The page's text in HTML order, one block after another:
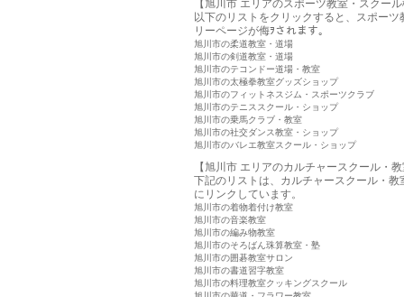
【旭川市 エリアのスポーツ教室・スクー
以下のリストをクリックすると、スポー
リーページが侮ｦされます。
旭川市の柔道教室・道場
旭川市の剣道教室・道場
旭川市のテコンドー道場・教室
旭川市の太極拳教室グッズショップ
旭川市のフィットネスジム・スポーツクラブ
旭川市のテニススクール・ショップ
旭川市の乗馬クラブ・教室
旭川市の社交ダンス教室・ショップ
旭川市のバレエ教室スクール・ショップ
【旭川市 エリアのカルチャースクール・
下記のリストは、カルチャースクール・
にリンクしています。
旭川市の着物着付け教室
旭川市の音楽教室
旭川市の編み物教室
旭川市のそろばん珠算教室・塾
旭川市の囲碁教室サロン
旭川市の書道習字教室
旭川市の料理教室クッキングスクール